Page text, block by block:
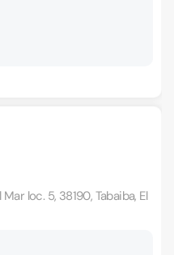
loc. 5, 38190, Tabaiba, El